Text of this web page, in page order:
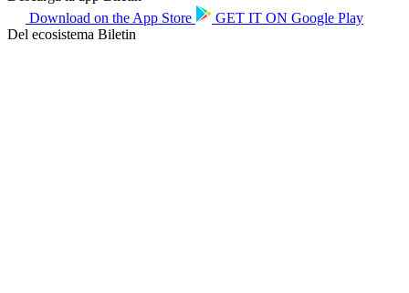
Download on the App Store GET IT ON Google Play
Del ecosistema Biletin